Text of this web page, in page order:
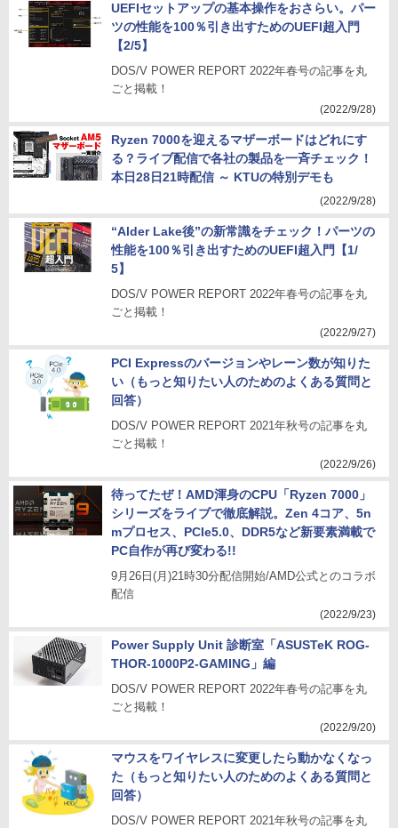
UEFIセットアップの基本操作をおさらい。パー
ツの性能を100％引き出すためのUEFI超入門
【2/5】
DOS/V POWER REPORT 2022年春号の記事を丸
ごと掲載！
(2022/9/28)
Ryzen 7000を迎えるマザーボードはどれにす
る？ライブ配信で各社の製品を一斉チェック！
本日28日21時配信 ～ KTUの特別デモも
(2022/9/28)
“Alder Lake後”の新常識をチェック！パーツの
性能を100％引き出すためのUEFI超入門【1/
5】
DOS/V POWER REPORT 2022年春号の記事を丸
ごと掲載！
(2022/9/27)
PCI Expressのバージョンやレーン数が知りた
い（もっと知りたい人のためのよくある質問と
回答）
DOS/V POWER REPORT 2021年秋号の記事を丸
ごと掲載！
(2022/9/26)
待ってたぜ！AMD渾身のCPU「Ryzen 7000」
シリーズをライブで徹底解説。Zen 4コア、5n
mプロセス、PCIe5.0、DDR5など新要素満載で
PC自作が再び変わる!!
9月26日(月)21時30分配信開始/AMD公式とのコラボ
配信
(2022/9/23)
Power Supply Unit 診断室「ASUSTeK ROG-
THOR-1000P2-GAMING」編
DOS/V POWER REPORT 2022年春号の記事を丸
ごと掲載！
(2022/9/20)
マウスをワイヤレスに変更したら動かなくなっ
た（もっと知りたい人のためのよくある質問と
回答）
DOS/V POWER REPORT 2021年秋号の記事を丸